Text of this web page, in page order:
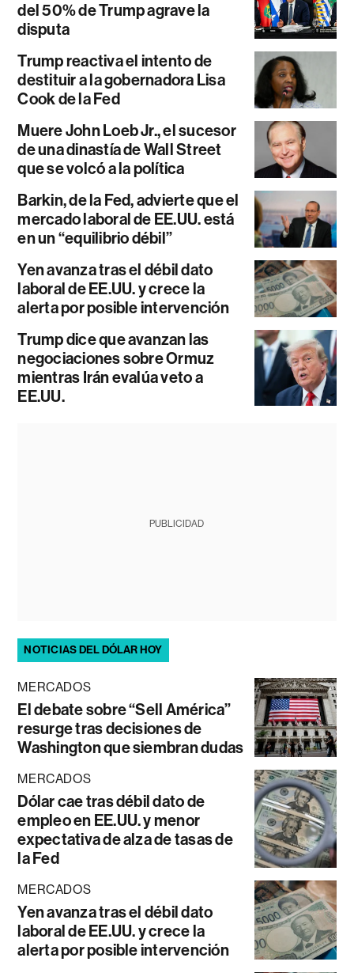
del 50% de Trump agrave la
disputa
Trump reactiva el intento de
destituir a la gobernadora Lisa
Cook de la Fed
Muere John Loeb Jr., el sucesor
de una dinastía de Wall Street
que se volcó a la política
Barkin, de la Fed, advierte que el
mercado laboral de EE.UU. está
en un “equilibrio débil”
Yen avanza tras el débil dato
laboral de EE.UU. y crece la
alerta por posible intervención
Trump dice que avanzan las
negociaciones sobre Ormuz
mientras Irán evalúa veto a
EE.UU.
PUBLICIDAD
NOTICIAS DEL DÓLAR HOY
MERCADOS
El debate sobre “Sell América”
resurge tras decisiones de
Washington que siembran dudas
MERCADOS
Dólar cae tras débil dato de
empleo en EE.UU. y menor
expectativa de alza de tasas de
la Fed
MERCADOS
Yen avanza tras el débil dato
laboral de EE.UU. y crece la
alerta por posible intervención